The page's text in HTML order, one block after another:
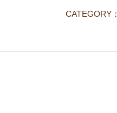
CATEGORY：